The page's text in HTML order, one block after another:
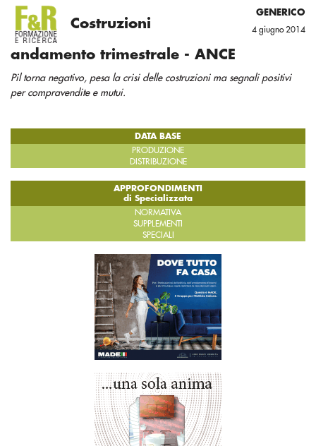
GENERICO
4 giugno 2014
Costruzioni
andamento trimestrale - ANCE
Pil torna negativo, pesa la crisi delle costruzioni ma segnali positivi
per compravendite e mutui.
DATA BASE
PRODUZIONE
DISTRIBUZIONE
APPROFONDIMENTI
di Specializzata
NORMATIVA
SUPPLEMENTI
SPECIALI